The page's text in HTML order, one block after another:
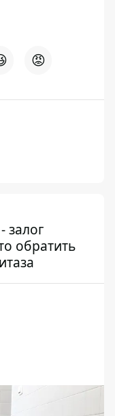
😡
залог
обратить